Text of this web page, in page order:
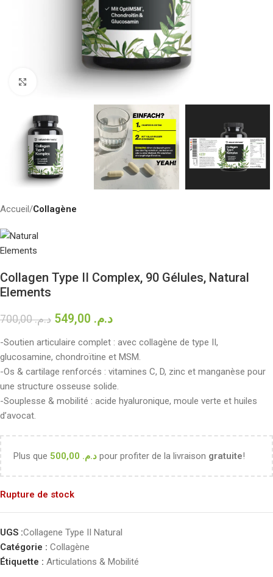
Click to enlarge
Accueil Collagène
Collagen Type II Complex, 90 Gélules, Natural
Elements
د.م.700,00 د.م.
-Soutien articulaire complet : avec collagène de type II,
glucosamine, chondroïtine et MSM.
-Os & cartilage renforcés : vitamines C, D, zinc et manganèse pour
une structure osseuse solide.
-Souplesse & mobilité : acide hyaluronique, moule verte et huiles
d’avocat.
Plus que د.م. pour profiter de la livraison gratuite!
Rupture de stock
UGS :Collagene Type II Natural
Catégorie : Collagène
Étiquette : Articulations & Mobilité